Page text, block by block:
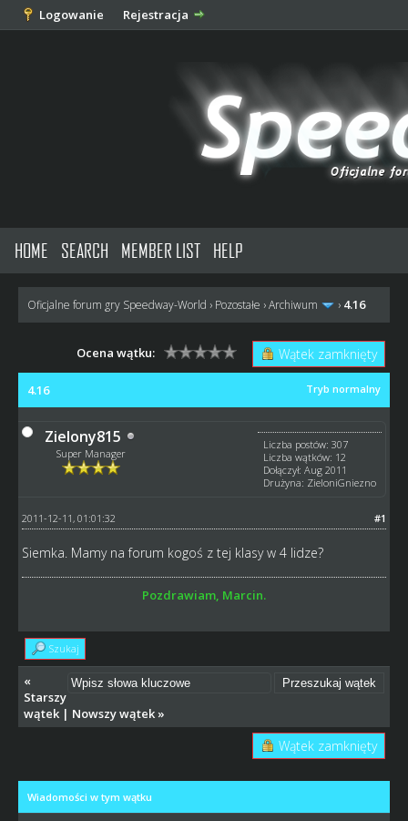
Logowanie Rejestracja
HOME SEARCH MEMBER LIST HELP
Oficjalne forum gry Speedway-World › Pozostałe ›Archiwum › 4.16
Wątek zamknięty
Ocena wątku:
Tryb normalny
4.16
Zielony815
Super Manager
Liczba postów: 307
Liczba wątków: 12
Dołączył: Aug 2011
Drużyna: ZieloniGniezno
#1
2011-12-11, 01:01:32
Siemka. Mamy na forum kogoś z tej klasy w 4 lidze?
Pozdrawiam, Marcin.
Szukaj
«
Starszy
wątek| Nowszy wątek»
Wątek zamknięty
Wiadomości w tym wątku